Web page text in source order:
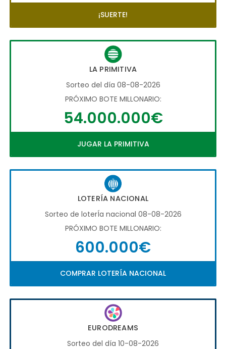
¡SUERTE!
LA PRIMITIVA
Sorteo del día 08-08-2026
PRÓXIMO BOTE MILLONARIO:
54.000.000€
JUGAR LA PRIMITIVA
LOTERÍA NACIONAL
Sorteo de loterÍa nacional 08-08-2026
PRÓXIMO BOTE MILLONARIO:
600.000€
COMPRAR LOTERÍA NACIONAL
EURODREAMS
Sorteo del día 10-08-2026